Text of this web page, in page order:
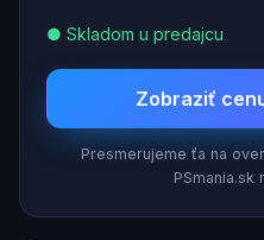
● Skladom u predajcu
Zobraziť
Presmerujeme ťa na
PSmania.sk